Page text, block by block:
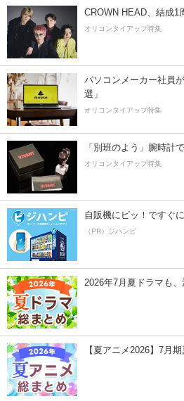
CROWN HEAD、結成1
オリコンタイアップ特集
パソコンメーカー社員
選」
オリコンタイアップ特集
「別班のよう」腕時計
オリコンタイアップ特集
自販機にピッ！ですぐ
（PR）ジハンピ
2026年7月夏ドラマも
【夏アニメ2026】7月